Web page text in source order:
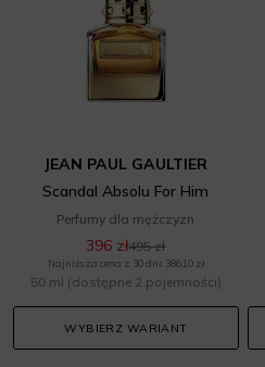
JEAN PAUL GAULTIER
Scandal Absolu For Him
Perfumy dla mężczyzn
396 zł495 zł
Najniższa cena z 30 dni: 386,10 zł
50 ml (dostępne 2 pojemności)
WYBIERZ WARIANT